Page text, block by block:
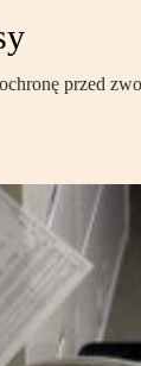
przed